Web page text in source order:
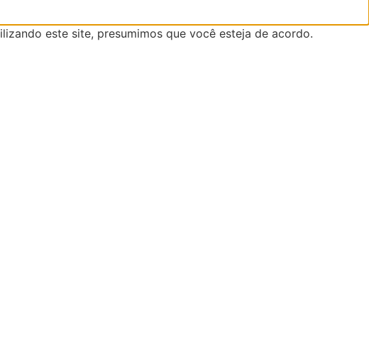
este site, presumimos que você esteja de acordo.